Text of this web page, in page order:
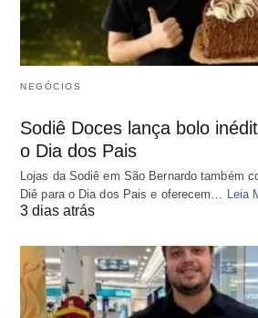
NEGÓCIOS
Sodiê Doces lança bolo
o Dia dos Pais
Lojas da Sodiê em São Bernardo também
Diê para o Dia dos Pais e oferecem… Leia
3 dias atrás